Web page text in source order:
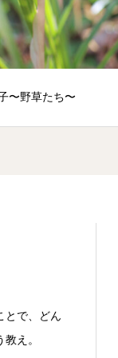
〜野草たち〜
とで、どん
え。